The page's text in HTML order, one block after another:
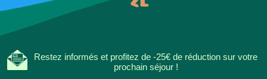
Restez informés et profitez de -25€ de réduction sur votre
prochain séjour !